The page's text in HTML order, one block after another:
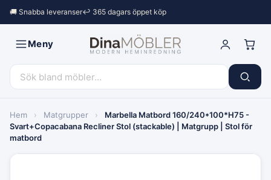
🚚 Snabba leveranser↩︎ 365 dagars öppet köp
Meny
Hem › Matgrupper ›
Marbella Matbord 160/240*100*H75 -
Svart+Copacabana Recliner Stol (stackable) | Matgrupp | Stol för
matbord